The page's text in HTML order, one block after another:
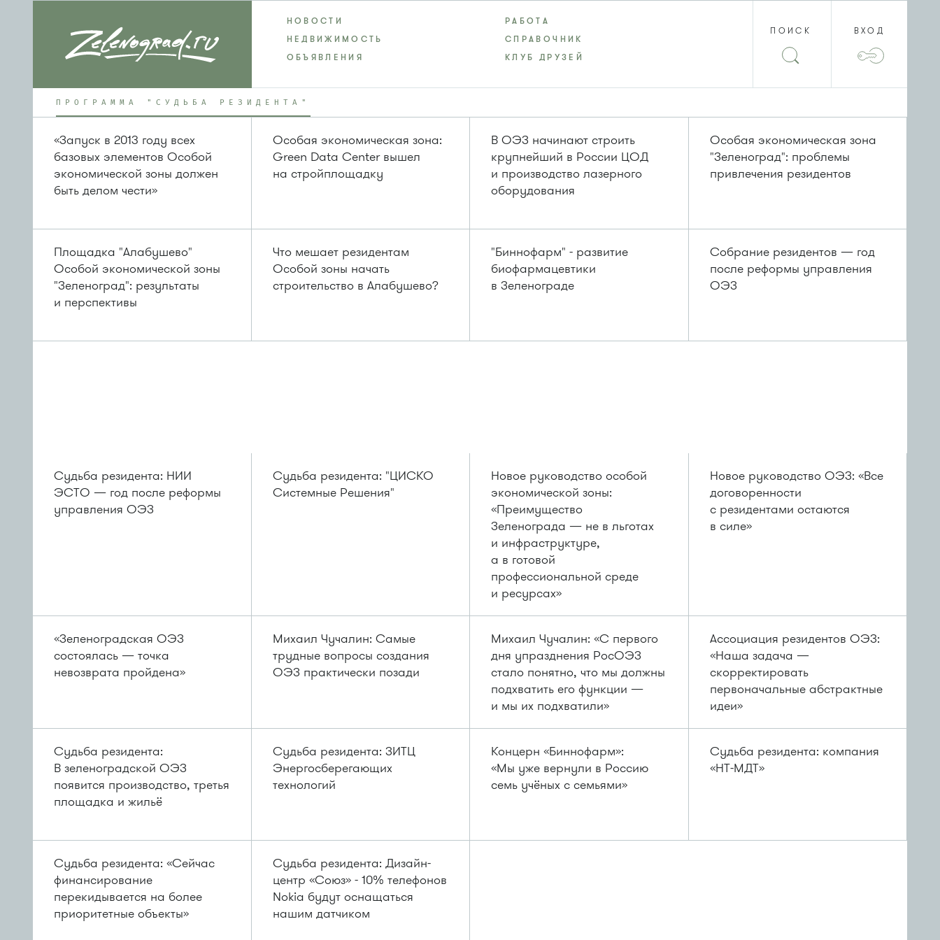
НОВОСТИ
ПРОГРАММА "СУДЬБА РЕЗИДЕНТА"
РАБОТА
НЕДВИЖИМОСТЬ
СПРАВОЧНИК
ОБЪЯВЛЕНИЯ
КЛУБ ДРУЗЕЙ
ПОИСК ВХОД
«Запуск в 2013 году всех
базовых элементов Особой
экономической зоны должен
быть делом чести»
Особая экономическая зона:
Green Data Center вышел
на стройплощадку
В ОЭЗ начинают строить
крупнейший в России ЦОД
и производство лазерного
оборудования
Особая экономическая зона
"Зеленоград": проблемы
привлечения резидентов
Площадка "Алабушево"
Особой экономической зоны
"Зеленоград": результаты
и перспективы
Что мешает резидентам
Особой зоны начать
строительство в Алабушево?
"Биннофарм" - развитие
биофармацевтики
в Зеленограде
Собрание резидентов — год
после реформы управления
ОЭЗ
Судьба резидента: НИИ
ЭСТО — год после реформы
управления ОЭЗ
Судьба резидента: "ЦИСКО
Системные Решения"
Новое руководство особой
экономической зоны:
«Преимущество
Зеленограда — не в льготах
и инфраструктуре,
а в готовой
профессиональной среде
и ресурсах»
Новое руководство ОЭЗ: «Все
договоренности
с резидентами остаются
в силе»
«Зеленоградская ОЭЗ
состоялась — точка
невозврата пройдена»
Михаил Чучалин: Самые
трудные вопросы создания
ОЭЗ практически позади
Михаил Чучалин: «С первого
дня упразднения РосОЭЗ
стало понятно, что мы должны
подхватить его функции —
и мы их подхватили»
Ассоциация резидентов ОЭЗ:
«Наша задача —
cкорректировать
первоначальные абстрактные
идеи»
Судьба резидента:
В зеленоградской ОЭЗ
появится производство, третья
площадка и жильё
Судьба резидента: ЗИТЦ
Энергосберегающих
технологий
Концерн «Биннофарм»:
«Мы уже вернули в Россию
семь учёных с семьями»
Судьба резидента: компания
«НТ-МДТ»
Судьба резидента: «Сейчас
финансирование
перекидывается на более
приоритетные объекты»
Судьба резидента: Дизайн-
центр «Союз» - 10% телефонов
Nokia будут оснащаться
нашим датчиком